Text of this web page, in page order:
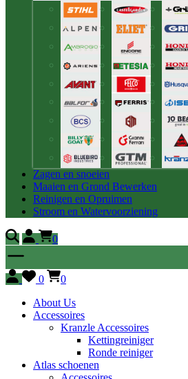
Zagen en snoeien
Maaien en Grond Bewerken
Reinigen en Opruimen
Stroom en Watervoorziening
0
0
0
About Us
Accessoires
Kranzle Accessoires
Kettingreiniger
Ronde reiniger
Atlas schoenen